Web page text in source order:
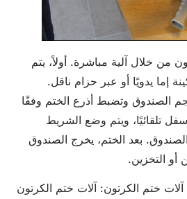
من خلال آلية مباشرة. أولاً، يتم
إما يدويًا أو عبر حزام ناقل.
وتضبط أذرع الختم وفقًا
تلقائيًا، ويتم وضع الشريط
بعد الختم، يخرج الصندوق
أو التخزين.
ختم الكرتون: آلات ختم الكرتون